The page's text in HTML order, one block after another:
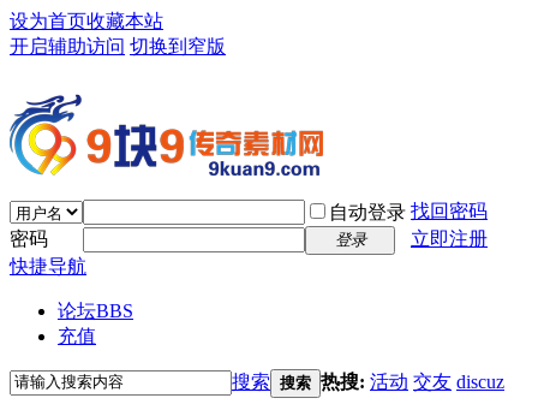
设为首页收藏本站
开启辅助访问 切换到窄版
自动登录 找回密码
密码
登录
立即注册
快捷导航
论坛BBS
充值
搜索 搜索 热搜: 活动 交友 discuz